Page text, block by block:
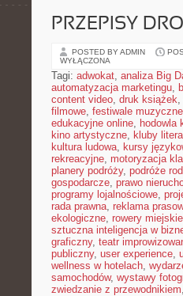
PRZEPISY
POSTED BY ADMIN
WYŁĄCZONA
Tagi: adwokat, analiza Big
automatyzacja marketingu,
content video, druk książek,
filmowe, festiwale muzyczne
edukacyjne online, hodowla
kino artystyczne, kluby
kultura ludowa, kursy
rekreacyjne, motoryzacja
planery podróży, podróże
gospodarcze, prawo
programy lojalnościowe,
rada prawna, reklama
ekologiczne, rowery miejskie
sztuczna inteligencja w
graficzny, teatr
publiczny, user experience,
wellness w hotelach,
samochodów, wystawy
zwiedzanie z przewodnikiem,